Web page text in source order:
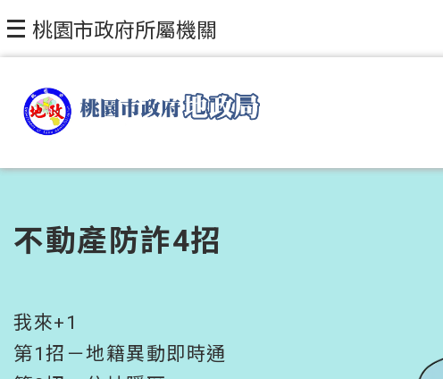
跳到主要內容區塊
桃園市政府所屬機關
不動產防詐4招
我來+1
第1招－地籍異動即時通